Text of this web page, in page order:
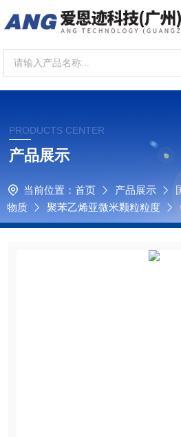
PRODUCTS CENTER
产品展示
当前位置： 首页 产品展示
物质
聚苯乙烯亚微米颗粒粒度
乙烯亚微米颗粒粒度标准物质，